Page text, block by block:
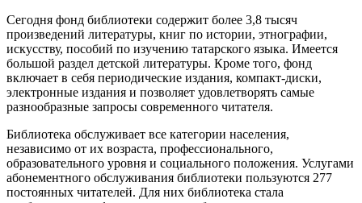
Сегодня фонд библиотеки содержит более 3,8 тысяч
произведений литературы, книг по истории, этнографии,
искусству, пособий по изучению татарского языка. Имеется
большой раздел детской литературы. Кроме того, фонд
включает в себя периодические издания, компакт-диски,
электронные издания и позволяет удовлетворять самые
разнообразные запросы современного читателя.
Библиотека обслуживает все категории населения,
независимо от их возраста, профессионального,
образовательного уровня и социального положения. Услугами
абонементного обслуживания библиотеки пользуются 277
постоянных читателей. Для них библиотека стала